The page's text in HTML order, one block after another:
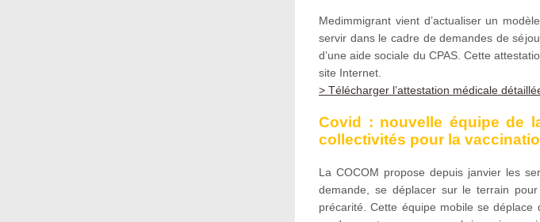
Medimmigrant vient d’actualiser un
servir dans le cadre de demandes de
d’une aide sociale du CPAS. Cette
site Internet.
> Télécharger l’attestation médicale
Covid : nouvelle équipe de
collectivités pour la
La COCOM propose depuis janvier les
demande, se déplacer sur le terrain
précarité. Cette équipe mobile se